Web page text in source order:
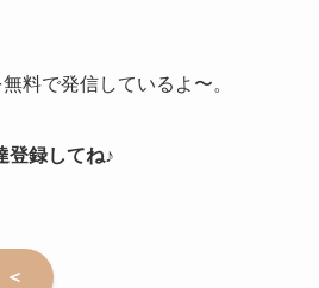
料で発信しているよ〜。
登録してね♪